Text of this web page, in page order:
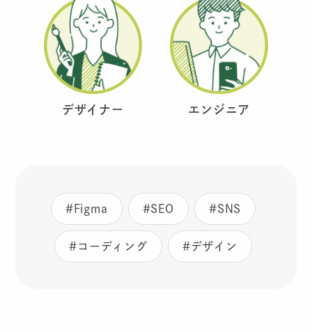
デザイナー エンジニア
#Figma #SEO #SNS
#コーディング #デザイン